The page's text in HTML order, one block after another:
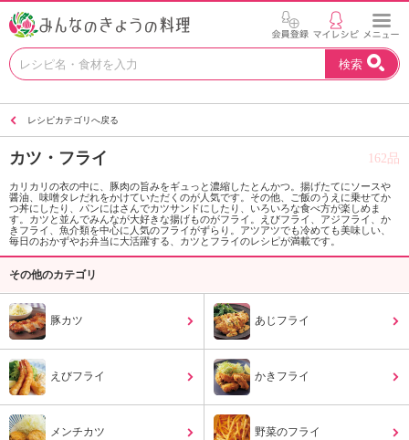
お
い
を
見
つ
け
よ
。
K
エ
ケ
検索
レシピカテゴリへ戻る
カツ・フライ 162品
カリカリの衣の中に、豚肉の旨みをギュっと濃縮したとんかつ。揚げたてにソースや
醤油、味噌タレだれをかけていただくのが人気です。その他、ご飯のうえに乗せてか
つ丼にしたり、パンにはさんでカツサンドにしたり、いろいろな食べ方が楽しめま
す。カツと並んでみんなが大好きな揚げものがフライ。えびフライ、アジフライ、か
きフライ、魚介類を中心に人気のフライがずらり。アツアツでも冷めても美味しい、
毎日のおかずやお弁当に大活躍する、カツとフライのレシピが満載です。
その他のカテゴリ
豚カツ あじフライ
えびフライ かきフライ
メンチカツ 野菜のフライ